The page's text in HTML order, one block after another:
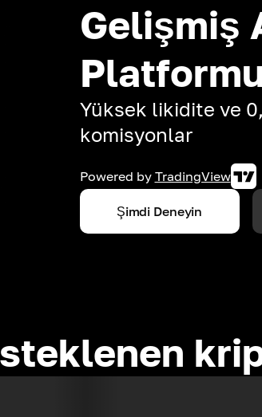
Gelişmiş
Yüksek likidite ve
komisyonlar
Powered by TradingView
Şimdi Deneyin